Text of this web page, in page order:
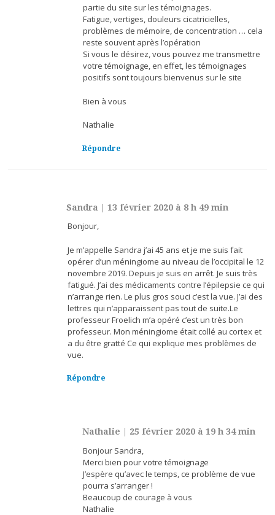
partie du site sur les témoignages.
Fatigue, vertiges, douleurs cicatricielles,
problèmes de mémoire, de concentration … cela
reste souvent après l’opération
Si vous le désirez, vous pouvez me transmettre
votre témoignage, en effet, les témoignages
positifs sont toujours bienvenus sur le site
Bien à vous
Nathalie
Répondre
Sandra |13 février 2020 à 8 h 49 min
Bonjour,
Je m’appelle Sandra j’ai 45 ans et je me suis fait
opérer d’un méningiome au niveau de l’occipital le 12
novembre 2019. Depuis je suis en arrêt. Je suis très
fatigué. J’ai des médicaments contre l’épilepsie ce qui
n’arrange rien. Le plus gros souci c’est la vue. J’ai des
lettres qui n’apparaissent pas tout de suite.Le
professeur Froelich m’a opéré c’est un très bon
professeur. Mon méningiome était collé au cortex et
a du être gratté Ce qui explique mes problèmes de
vue.
Répondre
Nathalie 25 février 2020 à 19 h 34 min
Bonjour Sandra,
Merci bien pour votre témoignage
J’espère qu’avec le temps, ce problème de vue
pourra s’arranger !
Beaucoup de courage à vous
Nathalie